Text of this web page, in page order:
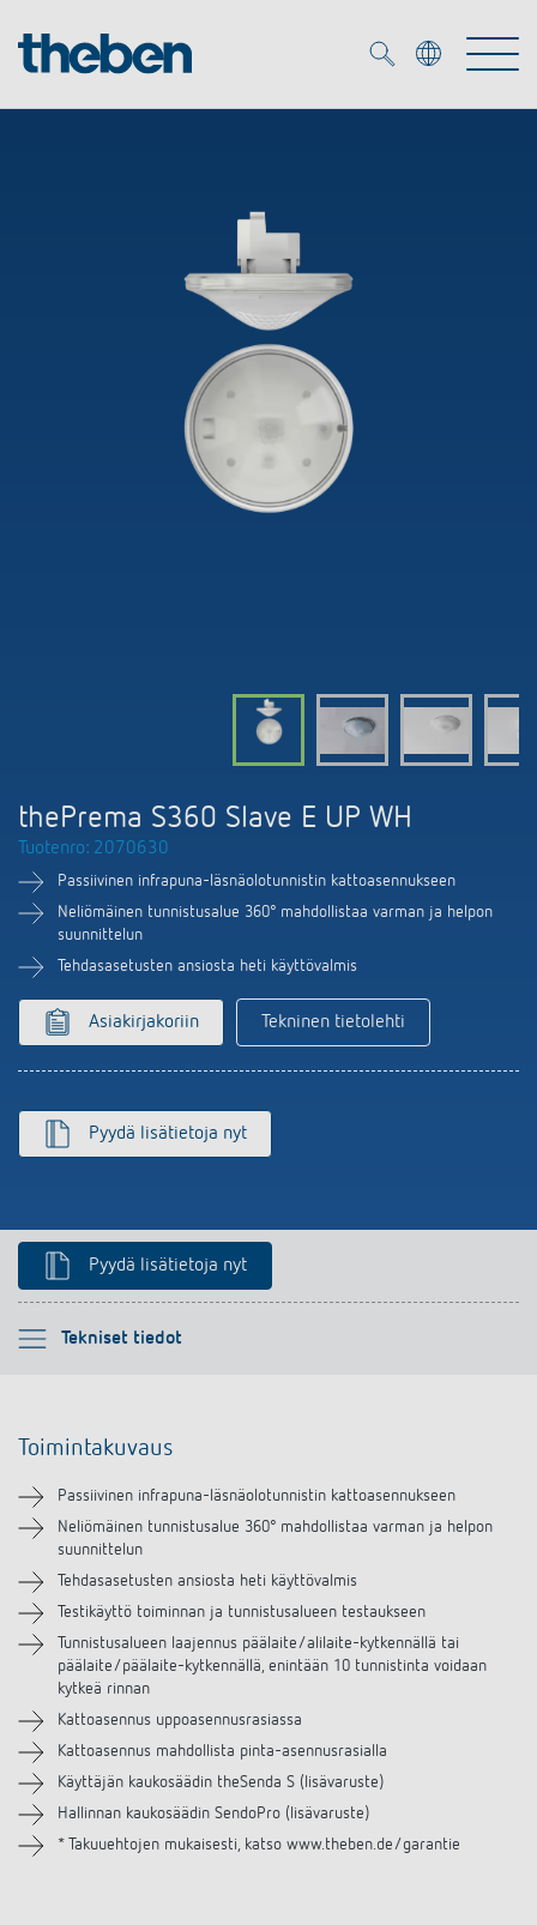
Läsnäolo- ja liiketunnistimet
OEM ratkaisuja
KNX-järjestelmät
Liike- ja läsnäolotunnistimet
Tehokkaita apulaisia energiakriisissä
Design
Historia
Myynti maailmanlaajuisesti
LUXORliving
thePrema S360 Slave E UP WH
Tuotenro: 2070630
Passiivinen infrapuna-läsnäolotunnistin kattoasennukseen
Neliömäinen tunnistusalue 360° mahdollistaa varman ja helpon
suunnittelun
Tehdasasetusten ansiosta heti käyttövalmis
Asiakirjakoriin Tekninen tietolehti
Pyydä lisätietoja nyt
Pyydä lisätietoja nyt
Tekniset tiedot
Ole hyvä ja valitse
Lataukset
Lisätarvikkeet
Samanlaisia tuotteita
Toimintakuvaus
Passiivinen infrapuna-läsnäolotunnistin kattoasennukseen
Neliömäinen tunnistusalue 360° mahdollistaa varman ja helpon
suunnittelun
Tehdasasetusten ansiosta heti käyttövalmis
Testikäyttö toiminnan ja tunnistusalueen testaukseen
Tunnistusalueen laajennus päälaite/alilaite-kytkennällä tai
päälaite/päälaite-kytkennällä, enintään 10 tunnistinta voidaan
kytkeä rinnan
Kattoasennus uppoasennusrasiassa
Kattoasennus mahdollista pinta-asennusrasialla
Käyttäjän kaukosäädin theSenda S (lisävaruste)
Hallinnan kaukosäädin SendoPro (lisävaruste)
* Takuuehtojen mukaisesti, katso www.theben.de/garantie